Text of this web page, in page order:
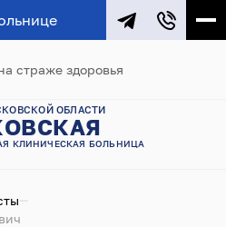
страже здоровья
ОБЛАСТИ
КЛИНИЧЕСКАЯ БОЛЬНИЦА